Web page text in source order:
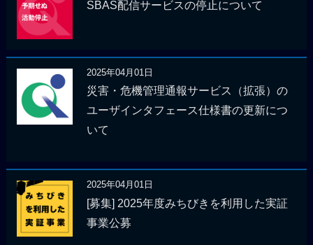
SBAS配信サービスの停止について
2025年04月01日
災害・危機管理通報サービス（拡張）の
ユーザインタフェース仕様書の更新につ
いて
2025年04月01日
[募集] 2025年度みちびきを利用した実証
事業公募